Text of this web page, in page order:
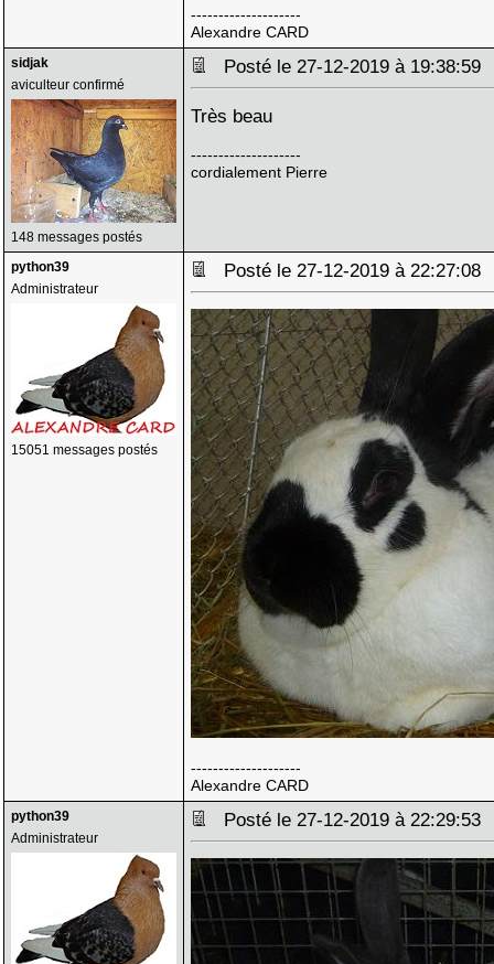
--------------------
Alexandre CARD
sidjak
aviculteur confirmé
148 messages postés
Posté le 27-12-2019 à
Très beau
--------------------
cordialement Pierre
python39
Administrateur
15051 messages postés
Posté le 27-12-2019 à
--------------------
Alexandre CARD
python39
Administrateur
Posté le 27-12-2019 à